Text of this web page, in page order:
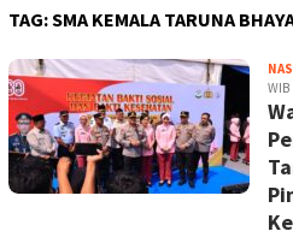
TAG:SMA KEMALA TARUNA
WIB